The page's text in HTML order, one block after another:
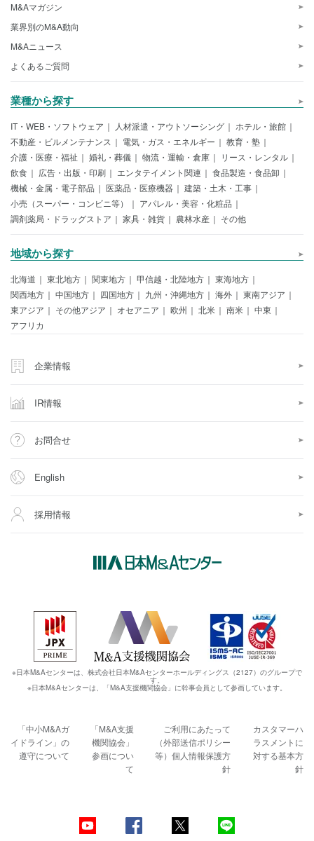
M&Aマガジン
業界別のM&A動向
M&Aニュース
よくあるご質問
業種から探す
IT・WEB・ソフトウェア 人材派遣・アウトソーシング
ホテル・旅館
不動産・ビルメンテナンス
電気・ガス・エネルギー
教育・塾
介護・医療・福祉
婚礼・葬儀 物流・運輸・倉庫
リース・レンタル
飲食
広告・出版・印刷 エンタテイメント関連
食品製造・食品卸
機械・金属・電子部品
医薬品・医療機器
建築・土木・工事
小売（スーパー・コンビニ等）
アパレル・美容・化粧品
調剤薬局・ドラッグストア
家具・雑貨 農林水産 その他
地域から探す
北海道 東北地方 関東地方 甲信越・北陸地方
東海地方
関西地方
中国地方 四国地方 九州・沖縄地方 海外
東南アジア
東アジア
その他アジア オセアニア 欧州 北米 南米
中東
アフリカ
企業情報
IR情報
お問合せ
English
採用情報
※日本M&Aセンターは、株式会社日本M&Aセンターホールディングス（2127）のグループで
す。
※日本M&Aセンターは、「M&A支援機関協会」に幹事会員として参画しています。
「中小M&Aガ
イドライン」の
遵守について
「M&A支援
機関協会」
参画につい
て
ご利用にあたって
（外部送信ポリシー
等）個人情報保護方
針
カスタマーハ
ラスメントに
対する基本方
針